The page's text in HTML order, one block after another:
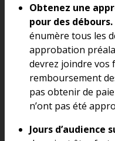
Obtenez une
pour des débours.
énumère tous les
approbation
devrez joindre vos
remboursement
pas obtenir de
n’ont pas été
Jours d’audience